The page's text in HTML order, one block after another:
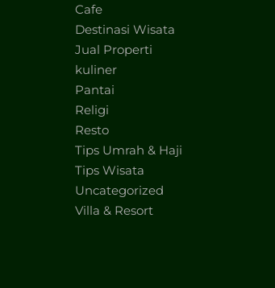
Cafe
Destinasi Wisata
Jual Properti
kuliner
Pantai
Religi
Resto
Tips Umrah & Haji
Tips Wisata
Uncategorized
Villa & Resort